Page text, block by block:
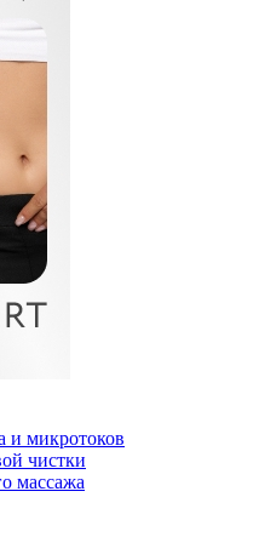
и микротоков
чистки
массажа